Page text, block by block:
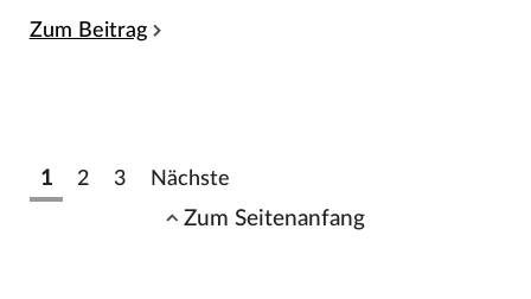
Zum Beitrag
1 2 3 Nächste
Zum Seitenanfang